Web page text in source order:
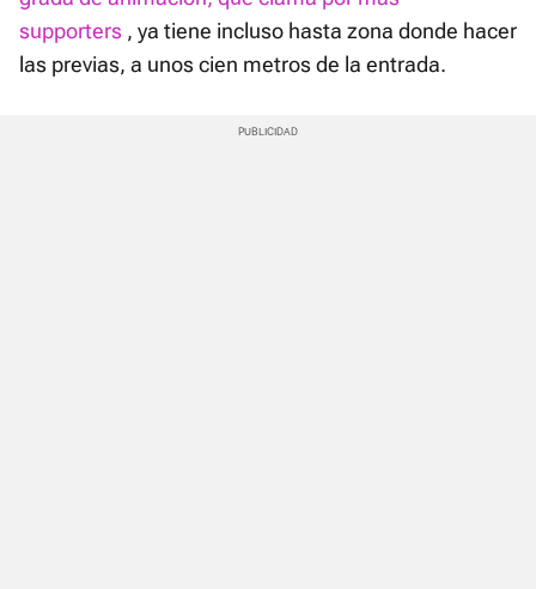
supporters , ya tiene incluso hasta zona donde hacer
las previas, a unos cien metros de la entrada.